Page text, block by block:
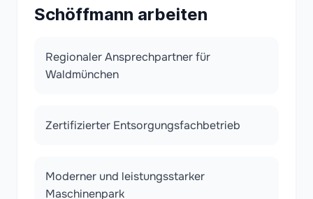
Schöffmann arbeiten
Regionaler Ansprechpartner für
Waldmünchen
Zertifizierter Entsorgungsfachbetrieb
Moderner und leistungsstarker
Maschinenpark